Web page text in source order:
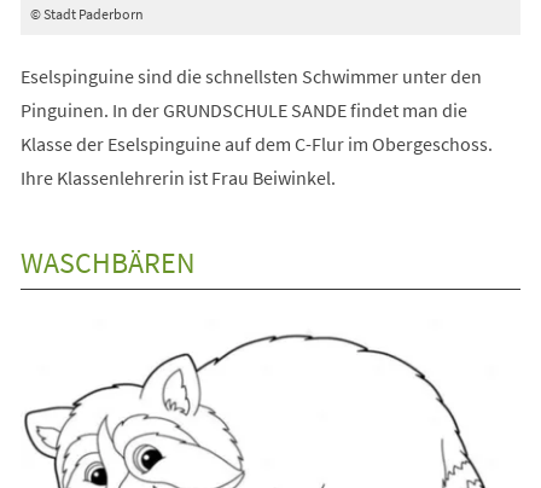
© Stadt Paderborn
Eselspinguine sind die schnellsten Schwimmer unter den
Pinguinen. In der GRUNDSCHULE SANDE findet man die
Klasse der Eselspinguine auf dem C-Flur im Obergeschoss.
Ihre Klassenlehrerin ist Frau Beiwinkel.
WASCHBÄREN